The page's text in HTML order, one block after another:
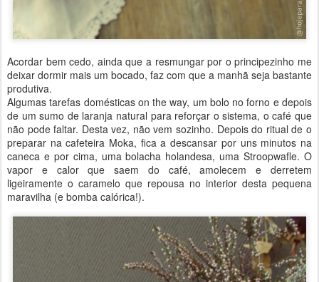
Acordar bem cedo, ainda que a resmungar por o principezinho me
deixar dormir mais um bocado, faz com que a manhã seja bastante
produtiva.
Algumas tarefas domésticas on the way, um bolo no forno e depois
de um sumo de laranja natural para reforçar o sistema, o café que
não pode faltar. Desta vez, não vem sozinho. Depois do ritual de o
preparar na cafeteira Moka, fica a descansar por uns minutos na
caneca e por cima, uma bolacha holandesa, uma Stroopwafle. O
vapor e calor que saem do café, amolecem e derretem
ligeiramente o caramelo que repousa no interior desta pequena
maravilha (e bomba calórica!).